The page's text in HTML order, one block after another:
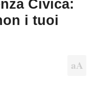
Civica:
i tuoi